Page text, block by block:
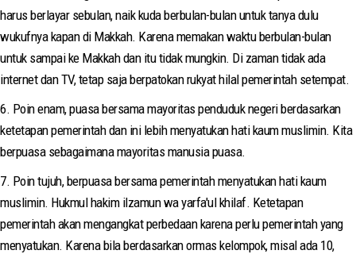
harus berlayar sebulan, naik kuda berbulan-bulan untuk tanya dulu
wukufnya kapan di Makkah. Karena memakan waktu berbulan-bulan
untuk sampai ke Makkah dan itu tidak mungkin. Di zaman tidak ada
internet dan TV, tetap saja berpatokan rukyat hilal pemerintah setempat.
6. Poin enam, puasa bersama mayoritas penduduk negeri berdasarkan
ketetapan pemerintah dan ini lebih menyatukan hati kaum muslimin. Kita
berpuasa sebagaimana mayoritas manusia puasa.
7. Poin tujuh, berpuasa bersama pemerintah menyatukan hati kaum
muslimin. Hukmul hakim ilzamun wa yarfa'ul khilaf. Ketetapan
pemerintah akan mengangkat perbedaan karena perlu pemerintah yang
menyatukan. Karena bila berdasarkan ormas kelompok, misal ada 10,